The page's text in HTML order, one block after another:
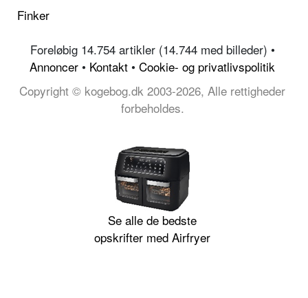
Finker
Foreløbig 14.754 artikler (14.744 med billeder) •
Annoncer • Kontakt • Cookie- og privatlivspolitik
Copyright © kogebog.dk 2003-2026, Alle rettigheder
forbeholdes.
Se alle de bedste
opskrifter med Airfryer